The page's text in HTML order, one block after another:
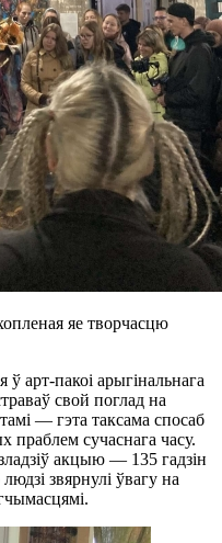
яе творчасцю
ў арт-пакоі арыгінальнага
свой поглад на
— гэта таксама спосаб
праблем сучаснага часу.
акцыю — 135 гадзін
звярнулі ўвагу на